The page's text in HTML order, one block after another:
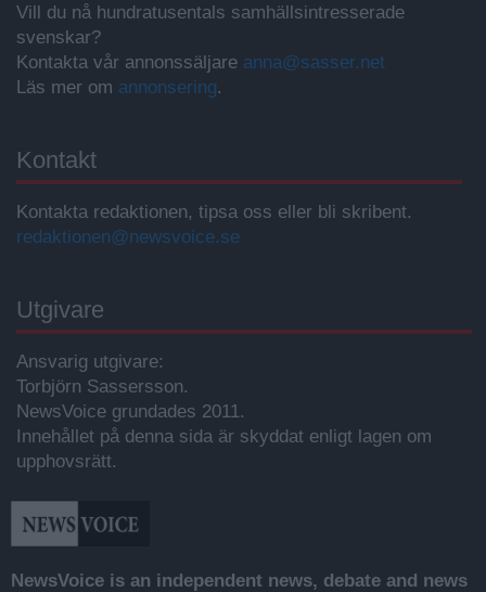
Vill du nå hundratusentals samhällsintresserade
svenskar?
Kontakta vår annonssäljare anna@sasser.net
Läs mer om annonsering.
Kontakt
Kontakta redaktionen, tipsa oss eller bli skribent.
redaktionen@newsvoice.se
Utgivare
Ansvarig utgivare:
Torbjörn Sassersson.
NewsVoice grundades 2011.
Innehållet på denna sida är skyddat enligt lagen om
upphovsrätt.
NewsVoice is an independent news, debate and news